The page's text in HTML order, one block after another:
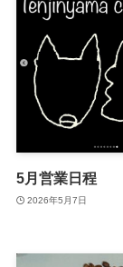
5月営業日程
2026年5月7日